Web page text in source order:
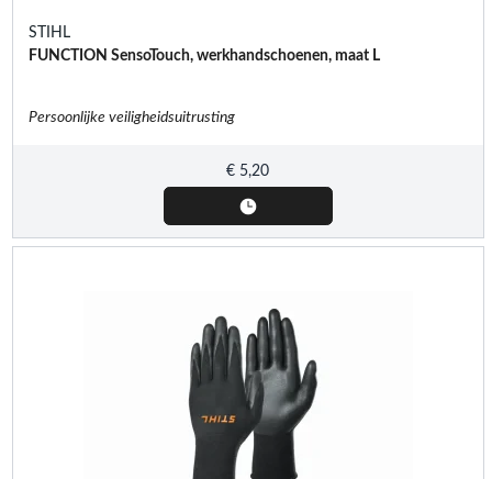
STIHL
FUNCTION SensoTouch, werkhandschoenen, maat L
Persoonlijke veiligheidsuitrusting
€ 5,20